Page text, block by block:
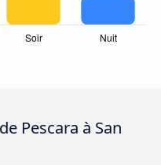
Pescara à San